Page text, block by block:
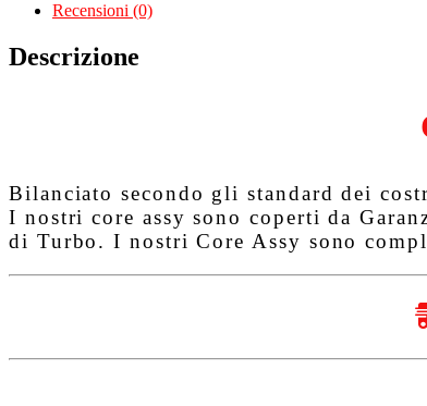
quantitàRecensioni (0)
Descrizione
Bilanciato secondo gli standard dei
I nostri core assy sono coperti da
di Turbo. I nostri Core Assy sono